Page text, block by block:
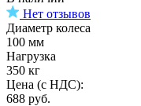
Нет отзывов
Диаметр колеса
100 мм
Нагрузка
350 кг
Цена (с НДС):
688 руб.